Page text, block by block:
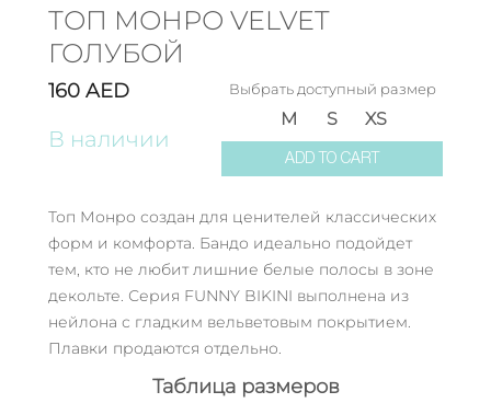
ТОП МОНРО VELVET
ГОЛУБОЙ
160 AED
В наличии
Выбрать доступный размер
XS
S
M
ADD TO CART
Топ Монро создан для ценителей классических
форм и комфорта. Бандо идеально подойдет
тем, кто не любит лишние белые полосы в зоне
декольте. Серия FUNNY BIKINI выполнена из
нейлона с гладким вельветовым покрытием.
Плавки продаются отдельно.
Таблица размеров